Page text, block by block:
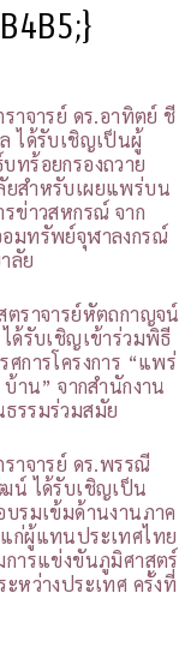
ราจารย์ ดร.อาทิตย์ ชี
ได้รับเชิญเป็นผู้
ทร้อยกรองถวาย
ยสำหรับเผยแพร่บน
รข่าวสหกรณ์ จาก
มทรัพย์จุฬาลงกรณ์
ลัย
ตราจารย์หัตถกาญจน์
ด้รับเชิญเข้าร่วมพิธี
ศการโครงการ “แพร่
าน” จากสำนักงาน
รรมร่วมสมัย
ราจารย์ ดร.พรรณี
น์ ได้รับเชิญเป็น
บรมเข้มด้านงานภาค
ก่ผู้แทนประเทศไทย
การแข่งขันภูมิศาสตร์
ะหว่างประเทศ ครั้งที่